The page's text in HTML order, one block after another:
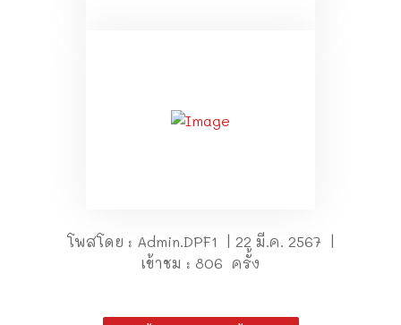
โพสโดย : Admin.DPF1 | 22 มี.ค. 2567 |
เข้าชม : 806 ครั้ง